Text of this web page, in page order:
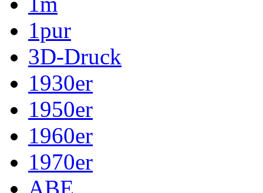
1pur
3D-Druck
1930er
1950er
1960er
1970er